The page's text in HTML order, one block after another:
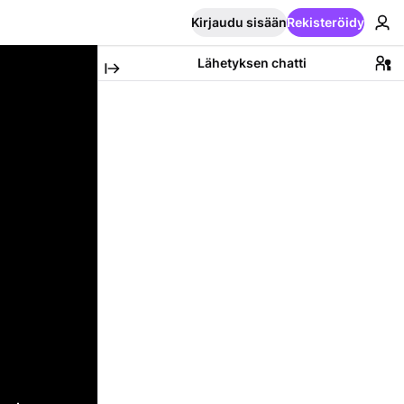
Kirjaudu sisäänRekisteröidy
Lähetyksen chatti